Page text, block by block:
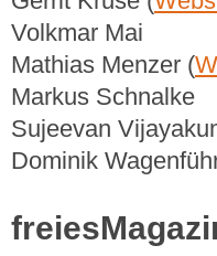
Volkmar Mai
Mathias Menzer (
Markus Schnalke
Sujeevan
Dominik